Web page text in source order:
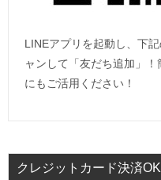
LINEアプリを起動し、下
ャンして「友だち追加」
にもご活用ください！
クレジットカード決済OK